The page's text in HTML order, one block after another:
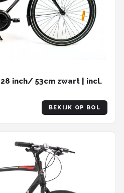
inch/ 53cm zwart | incl.
BEKIJK OP BOL